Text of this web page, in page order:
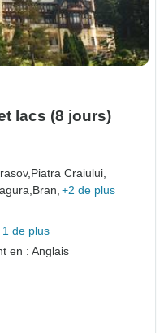
lacs (8 jours)
Piatra Craiului,
Bran, +2 de plus
de plus
en : Anglais